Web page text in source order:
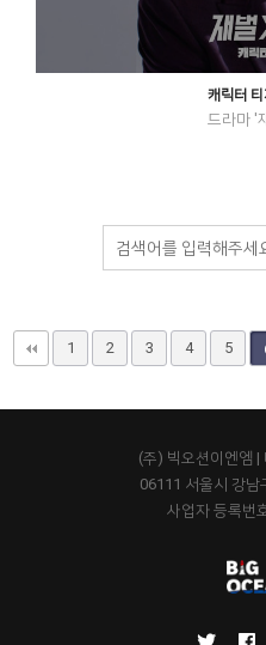
캐릭터
드라마 '
1 2 3 4 5
(주) 빅오션이엔엠 |
06111 서울시 강남
사업자 등록번